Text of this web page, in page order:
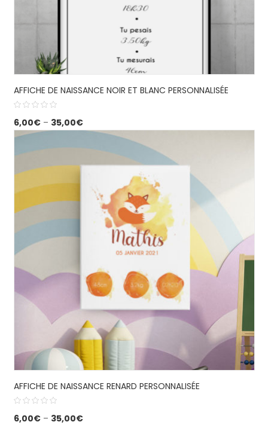
AFFICHE DE NAISSANCE NOIR ET BLANC PERSONNALISÉE
6,00€– 35,00€
AFFICHE DE NAISSANCE RENARD PERSONNALISÉE
6,00€– 35,00€